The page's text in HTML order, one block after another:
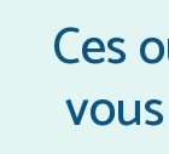
Ces